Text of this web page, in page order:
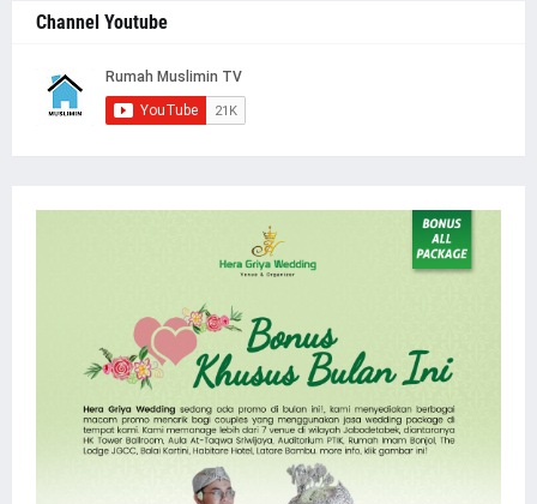
Channel Youtube